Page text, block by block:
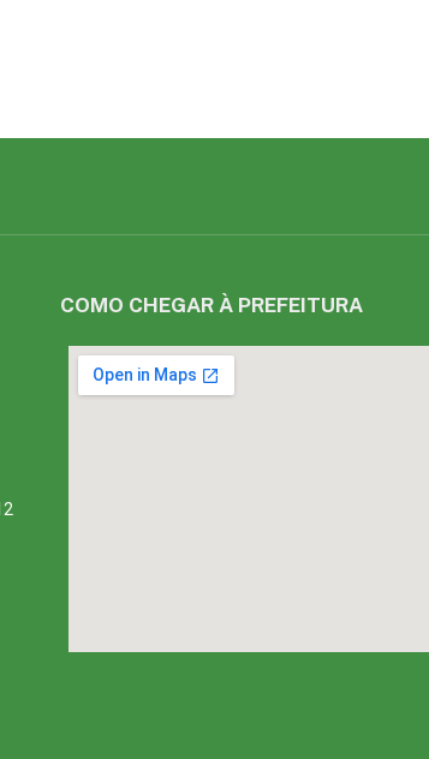
COMO CHEGAR À PREFEITURA